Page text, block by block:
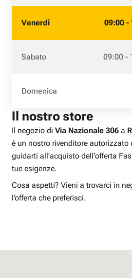
Venerdì 09:00 -
Sabato 09:00 -
Domenica
Il nostro store
Il negozio di Via Nazionale 306 a
è un nostro rivenditore autorizzato
guidarti all’acquisto dell'offerta
tue esigenze.
Cosa aspetti? Vieni a trovarci in
l’offerta che preferisci.